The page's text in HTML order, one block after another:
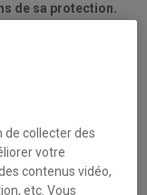
de sa protection.
de manière
en patrimoine
de recherche du
précédente
de collecter des
votre
contenus vidéo,
etc. Vous